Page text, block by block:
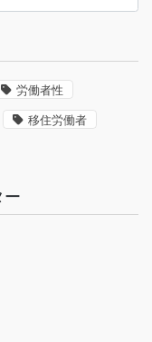
労働者性
移住労働者
ー